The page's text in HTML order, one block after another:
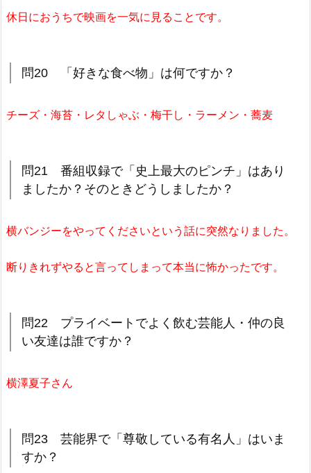
休日におうちで映画を一気に見ることです。
問20 「好きな食べ物」は何ですか？
チーズ・海苔・レタしゃぶ・梅干し・ラーメン・蕎麦
問21 番組収録で「史上最大のピンチ」はあり
ましたか？そのときどうしましたか？
横バンジーをやってくださいという話に突然なりました。
断りきれずやると言ってしまって本当に怖かったです。
問22 プライベートでよく飲む芸能人・仲の良
い友達は誰ですか？
横澤夏子さん
問23 芸能界で「尊敬している有名人」はいま
すか？